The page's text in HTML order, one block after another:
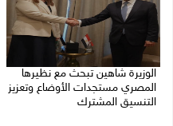
الوزيرة شاهين تبحث مع نظيرها
المصري مستجدات الأوضاع وتعزيز
التنسيق المشترك